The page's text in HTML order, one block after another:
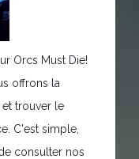
Orcs Must Die!
offrons la
trouver le
C'est simple,
consulter nos